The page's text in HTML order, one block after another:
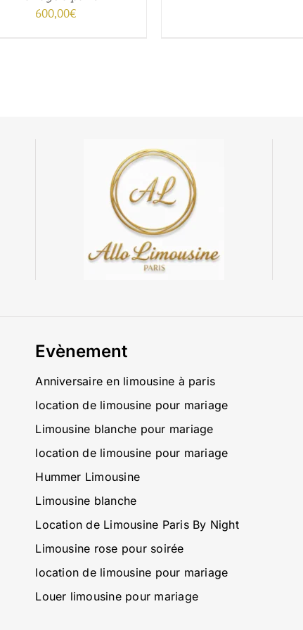
600,00€
Evènement
Anniversaire en limousine à paris
location de limousine pour mariage
Limousine blanche pour mariage
location de limousine pour mariage
Hummer Limousine
Limousine blanche
Location de Limousine Paris By Night
Limousine rose pour soirée
location de limousine pour mariage
Louer limousine pour mariage